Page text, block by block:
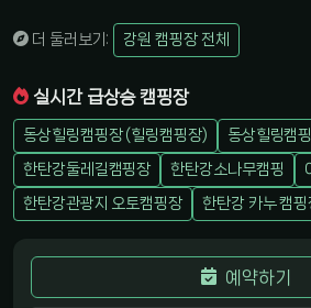
더 둘러보기: 강원 캠핑장 전체
실시간 급상승 캠핑장
동상힐링캠핑장 (힐링캠핑장)
동상힐링캠
한탄강둘레길캠핑장
한탄강소나무캠핑
한탄강관광지 오토캠핑장
한탄강 카누 캠
예약하기